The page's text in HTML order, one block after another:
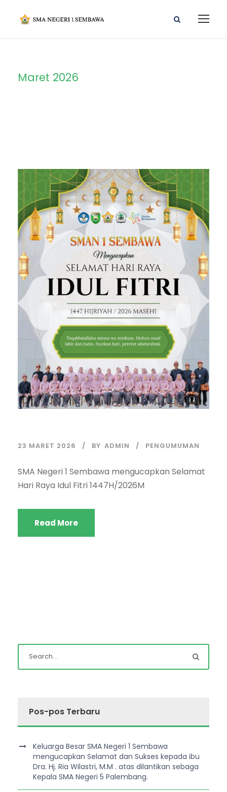
Maret 2026
23 MARET 2026 BY ADMIN PENGUMUMAN
SMA Negeri 1 Sembawa mengucapkan Selamat
Hari Raya Idul Fitri 1447H/2026M
Read More
Pos-pos Terbaru
Keluarga Besar SMA Negeri 1 Sembawa
mengucapkan Selamat dan Sukses kepada ibu
Dra. Hj. Ria Wilastri, M.M . atas dilantikan sebaga
Kepala SMA Negeri 5 Palembang.